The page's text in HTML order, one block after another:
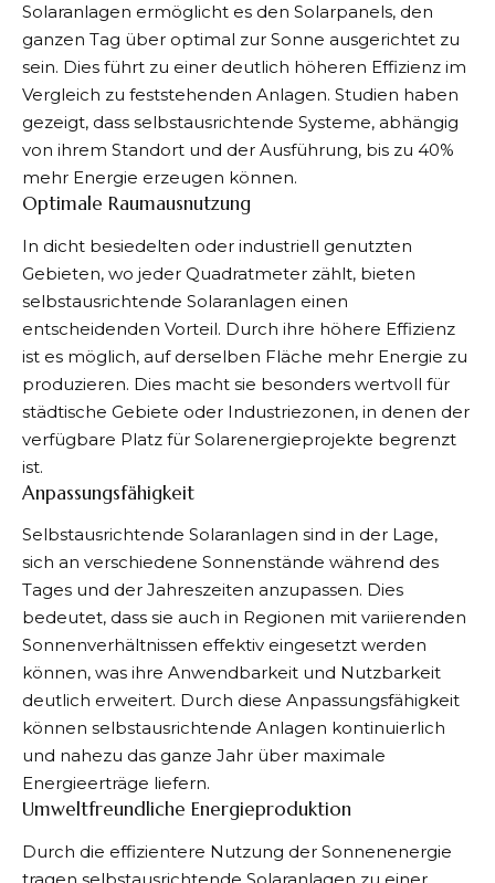
Solaranlagen ermöglicht es den Solarpanels, den
ganzen Tag über optimal zur Sonne ausgerichtet zu
sein. Dies führt zu einer deutlich höheren Effizienz im
Vergleich zu feststehenden Anlagen. Studien haben
gezeigt, dass selbstausrichtende Systeme, abhängig
von ihrem Standort und der Ausführung, bis zu 40%
mehr Energie erzeugen können.
Optimale Raumausnutzung
In dicht besiedelten oder industriell genutzten
Gebieten, wo jeder Quadratmeter zählt, bieten
selbstausrichtende Solaranlagen einen
entscheidenden Vorteil. Durch ihre höhere Effizienz
ist es möglich, auf derselben Fläche mehr Energie zu
produzieren. Dies macht sie besonders wertvoll für
städtische Gebiete oder Industriezonen, in denen der
verfügbare Platz für Solarenergieprojekte begrenzt
ist.
Anpassungsfähigkeit
Selbstausrichtende Solaranlagen sind in der Lage,
sich an verschiedene Sonnenstände während des
Tages und der Jahreszeiten anzupassen. Dies
bedeutet, dass sie auch in Regionen mit variierenden
Sonnenverhältnissen effektiv eingesetzt werden
können, was ihre Anwendbarkeit und Nutzbarkeit
deutlich erweitert. Durch diese Anpassungsfähigkeit
können selbstausrichtende Anlagen kontinuierlich
und nahezu das ganze Jahr über maximale
Energieerträge liefern.
Umweltfreundliche Energieproduktion
Durch die effizientere Nutzung der Sonnenenergie
tragen selbstausrichtende Solaranlagen zu einer